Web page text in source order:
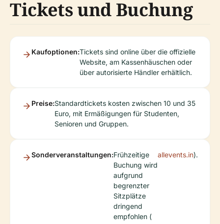
Tickets und Buchung
Kaufoptionen:Tickets sind online über die offizielle
Website, am Kassenhäuschen oder
über autorisierte Händler erhältlich.
Preise:Standardtickets kosten zwischen 10 und 35
Euro, mit Ermäßigungen für Studenten,
Senioren und Gruppen.
Sonderveranstaltungen:Frühzeitige
Buchung wird
aufgrund
begrenzter
Sitzplätze
dringend
empfohlen (
allevents.in).